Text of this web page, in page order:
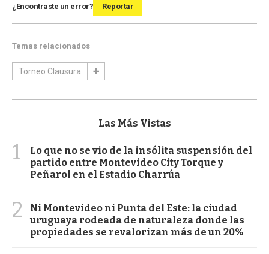
¿Encontraste un error? Reportar
Temas relacionados
Torneo Clausura
Las Más Vistas
1
Lo que no se vio de la insólita suspensión del
partido entre Montevideo City Torque y
Peñarol en el Estadio Charrúa
2
Ni Montevideo ni Punta del Este: la ciudad
uruguaya rodeada de naturaleza donde las
propiedades se revalorizan más de un 20%